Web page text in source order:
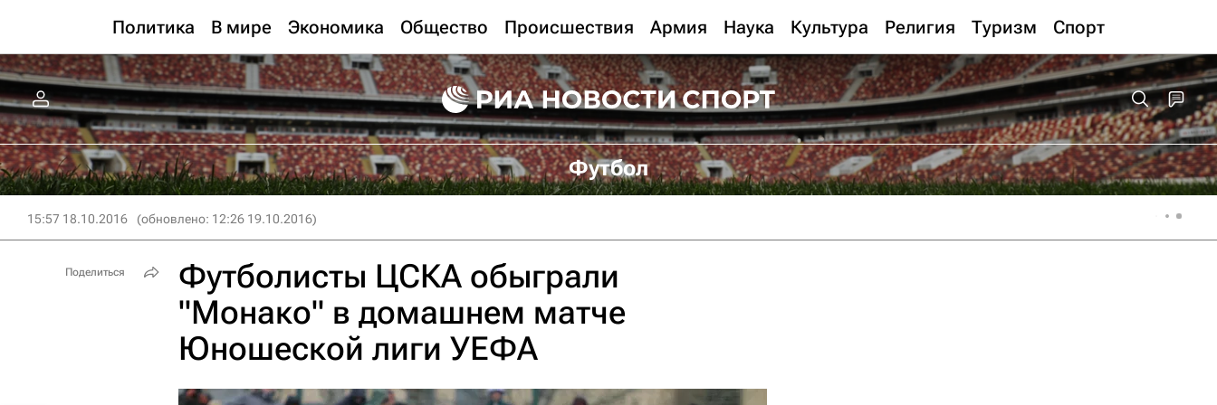
Политика В мире Экономика Общество Происшествия Армия Наука Культура Религия Туризм Спорт
Футбол
15:57 18.10.2016 (обновлено: 12:26 19.10.2016)
Футболисты ЦСКА обыграли
"Монако" в домашнем матче
Юношеской лиги УЕФА
Поделиться